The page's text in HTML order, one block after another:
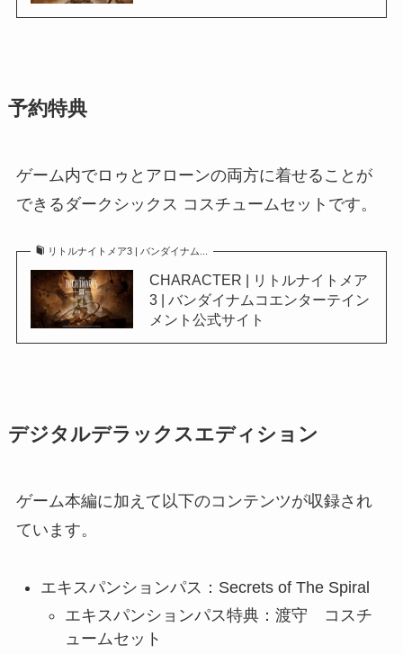
予約特典
ゲーム内でロゥとアローンの両方に着せることが
できるダークシックス コスチュームセットです。
リトルナイトメア3 | バンダイナム...
CHARACTER | リトルナイトメア
3 | バンダイナムコエンターテイン
メント公式サイト
デジタルデラックスエディション
ゲーム本編に加えて以下のコンテンツが収録され
ています。
エキスパンションパス：Secrets of The Spiral
エキスパンションパス特典：渡守 コスチ
ュームセット